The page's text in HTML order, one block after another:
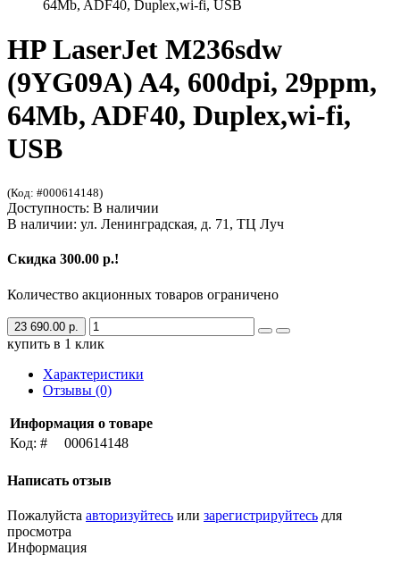
64Mb, ADF40, Duplex,wi-fi, USB
HP LaserJet M236sdw
(9YG09A) A4, 600dpi, 29ppm,
64Mb, ADF40, Duplex,wi-fi,
USB
(Код: #000614148)
Доступность: В наличии
В наличии: ул. Ленинградская, д. 71, ТЦ Луч
Скидка 300.00 р.!
Количество акционных товаров ограничено
23 690.00 р.
купить в 1 клик
Характеристики
Отзывы (0)
Информация о товаре
Код: #
000614148
Написать отзыв
Пожалуйста авторизуйтесь или зарегистрируйтесь для
просмотра
Информация